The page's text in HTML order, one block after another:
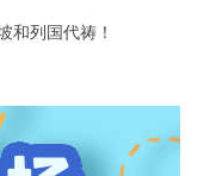
和列国代祷！